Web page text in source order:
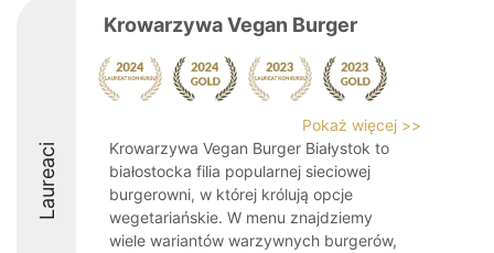
Laureaci
Krowarzywa Vegan Burger
Pokaż więcej >>
Krowarzywa Vegan Burger Białystok to
białostocka filia popularnej sieciowej
burgerowni, w której królują opcje
wegetariańskie. W menu znajdziemy
wiele wariantów warzywnych burgerów,